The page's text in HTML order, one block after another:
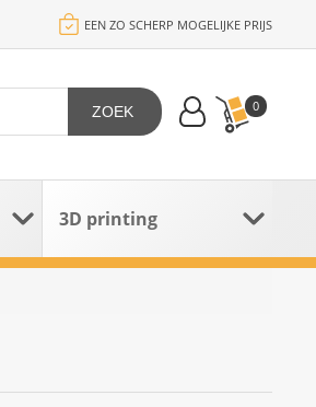
EEN ZO SCHERP MOGELIJKE PRIJS
0
ZOEK
3D printing